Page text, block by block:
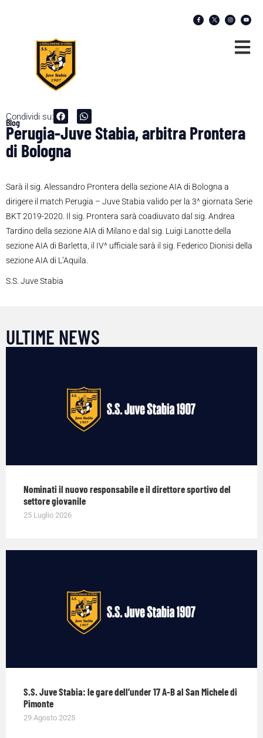
Condividi su:
Blog
Perugia-Juve Stabia, arbitra Prontera
di Bologna
Sarà il sig. Alessandro Prontera della sezione AIA di Bologna a
dirigere il match Perugia – Juve Stabia valido per la 3^ giornata Serie
BKT 2019-2020. Il sig. Prontera sarà coadiuvato dal sig. Andrea
Tardino della sezione AIA di Milano e dal sig. Luigi Lanotte della
sezione AIA di Barletta, il IV^ ufficiale sarà il sig. Federico Dionisi della
sezione AIA di L’Aquila.
S.S. Juve Stabia
ULTIME NEWS
Nominati il nuovo responsabile e il direttore sportivo del
settore giovanile
25 Luglio 2026
S.S. Juve Stabia: le gare dell’under 17 A-B al San Michele di
Pimonte
29 Agosto 2025